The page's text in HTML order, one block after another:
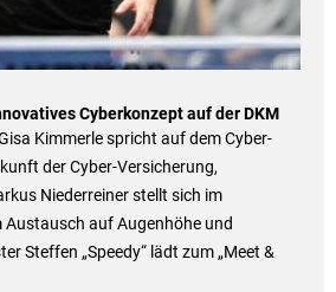
Cyberkonzept auf der DKM
Kimmerle spricht auf dem Cyber-
der Cyber-Versicherung,
Niederreiner stellt sich im
Austausch auf Augenhöhe und
Steffen „Speedy“ lädt zum „Meet &